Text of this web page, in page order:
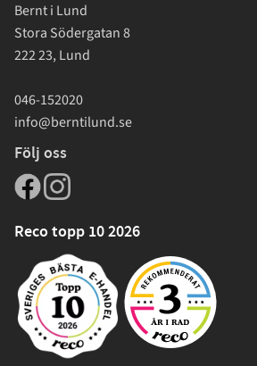
Bernt i Lund
Stora Södergatan 8
222 23, Lund
046-152020
info@berntilund.se
Följ oss
Reco topp 10 2026